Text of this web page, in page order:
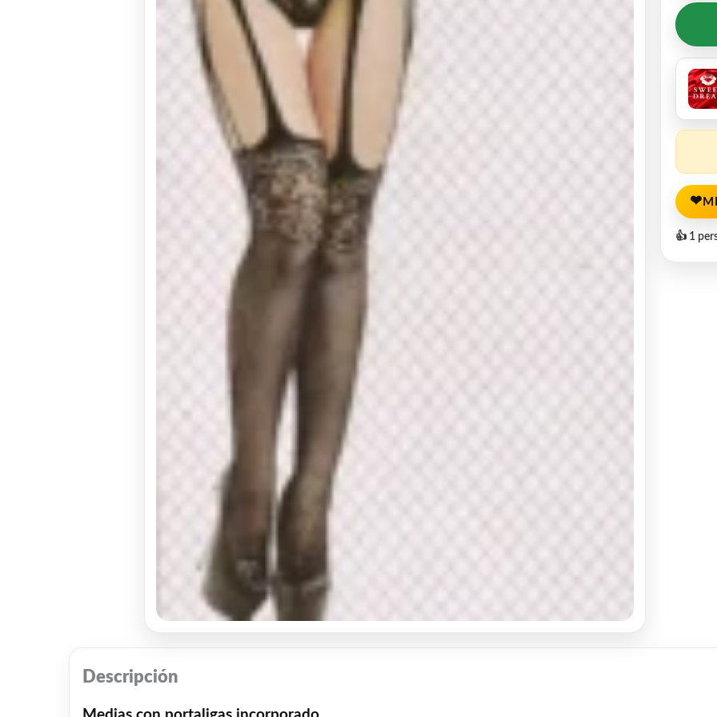
❤
👍 1
Descripción